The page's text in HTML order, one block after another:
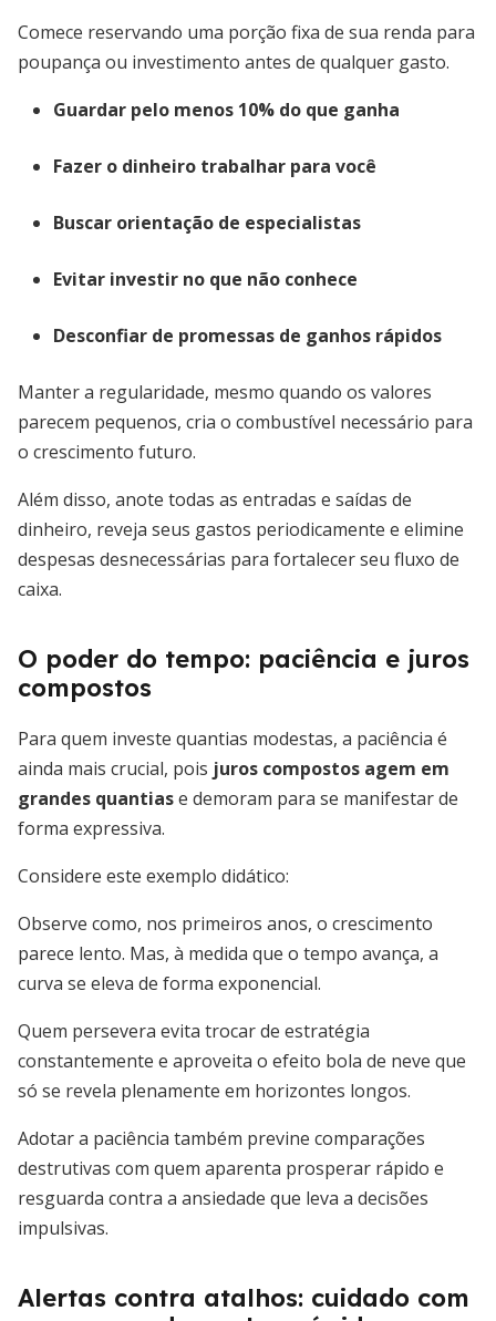
Comece reservando uma porção fixa de sua renda para
poupança ou investimento antes de qualquer gasto.
Guardar pelo menos 10% do que ganha
Fazer o dinheiro trabalhar para você
Buscar orientação de especialistas
Evitar investir no que não conhece
Desconfiar de promessas de ganhos rápidos
Manter a regularidade, mesmo quando os valores
parecem pequenos, cria o combustível necessário para
o crescimento futuro.
Além disso, anote todas as entradas e saídas de
dinheiro, reveja seus gastos periodicamente e elimine
despesas desnecessárias para fortalecer seu fluxo de
caixa.
O poder do tempo: paciência e juros
compostos
Para quem investe quantias modestas, a paciência é
ainda mais crucial, pois juros compostos agem em
grandes quantiase demoram para se manifestar de
forma expressiva.
Considere este exemplo didático:
Observe como, nos primeiros anos, o crescimento
parece lento. Mas, à medida que o tempo avança, a
curva se eleva de forma exponencial.
Quem persevera evita trocar de estratégia
constantemente e aproveita o efeito bola de neve que
só se revela plenamente em horizontes longos.
Adotar a paciência também previne comparações
destrutivas com quem aparenta prosperar rápido e
resguarda contra a ansiedade que leva a decisões
impulsivas.
Alertas contra atalhos: cuidado com